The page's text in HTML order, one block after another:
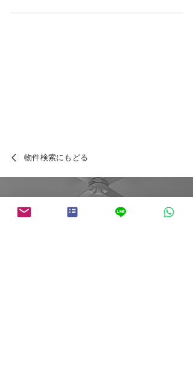
物件検索にもどる